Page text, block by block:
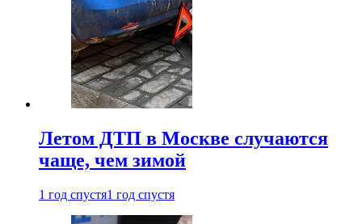
Летом ДТП в Москве случаются
чаще, чем зимой
1 год спустя1 год спустя